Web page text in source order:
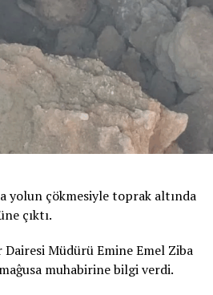
yolun çökmesiyle toprak altında
çıktı.
Dairesi Müdürü Emine Emel Ziba
muhabirine bilgi verdi.